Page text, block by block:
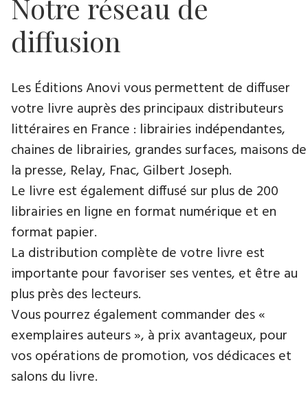
Notre réseau de
diffusion
Les Éditions Anovi vous permettent de diffuser
votre livre auprès des principaux distributeurs
littéraires en France : librairies indépendantes,
chaines de librairies, grandes surfaces, maisons de
la presse, Relay, Fnac, Gilbert Joseph.
Le livre est également diffusé sur plus de 200
librairies en ligne en format numérique et en
format papier.
La distribution complète de votre livre est
importante pour favoriser ses ventes, et être au
plus près des lecteurs.
Vous pourrez également commander des «
exemplaires auteurs », à prix avantageux, pour
vos opérations de promotion, vos dédicaces et
salons du livre.